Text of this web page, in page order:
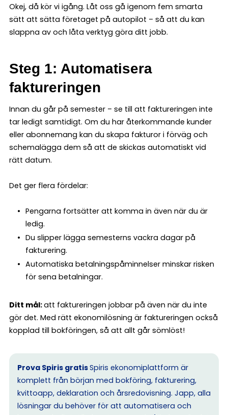
Okej, då kör vi igång. Låt oss gå igenom fem smarta
sätt att sätta företaget på autopilot – så att du kan
slappna av och låta verktyg göra ditt jobb.
Steg 1: Automatisera
faktureringen
Innan du går på semester – se till att faktureringen inte
tar ledigt samtidigt. Om du har återkommande kunder
eller abonnemang kan du skapa fakturor i förväg och
schemalägga dem så att de skickas automatiskt vid
rätt datum.
Det ger flera fördelar:
Pengarna fortsätter att komma in även när du är
ledig.
Du slipper lägga semesterns vackra dagar på
fakturering.
Automatiska betalningspåminnelser minskar risken
för sena betalningar.
Ditt mål:att faktureringen jobbar på även när du inte
gör det. Med rätt ekonomilösning är faktureringen också
kopplad till bokföringen, så att allt går sömlöst!
Prova Spiris gratisSpiris ekonomiplattform är
komplett från början med bokföring, fakturering,
kvittoapp, deklaration och årsredovisning. Japp, alla
lösningar du behöver för att automatisera och